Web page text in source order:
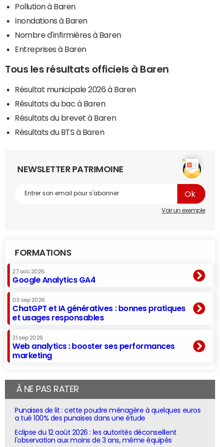
Pollution à Baren
Inondations à Baren
Nombre d'infirmières à Baren
Entreprises à Baren
Tous les résultats officiels à Baren
Résultat municipale 2026 à Baren
Résultats du bac à Baren
Résultats du brevet à Baren
Résultats du BTS à Baren
NEWSLETTER PATRIMOINE
Voir un exemple
FORMATIONS
27 aoû 2026
Google Analytics GA4
03 sep 2026
ChatGPT et IA génératives : bonnes pratiques
et usages responsables
21 sep 2026
Web analytics : booster ses performances
marketing
À NE PAS RATER
Punaises de lit : cette poudre ménagère à quelques euros
a tué 100% des punaises dans une étude
Eclipse du 12 août 2026 : les autorités déconseillent
l'observation aux moins de 3 ans, même équipés